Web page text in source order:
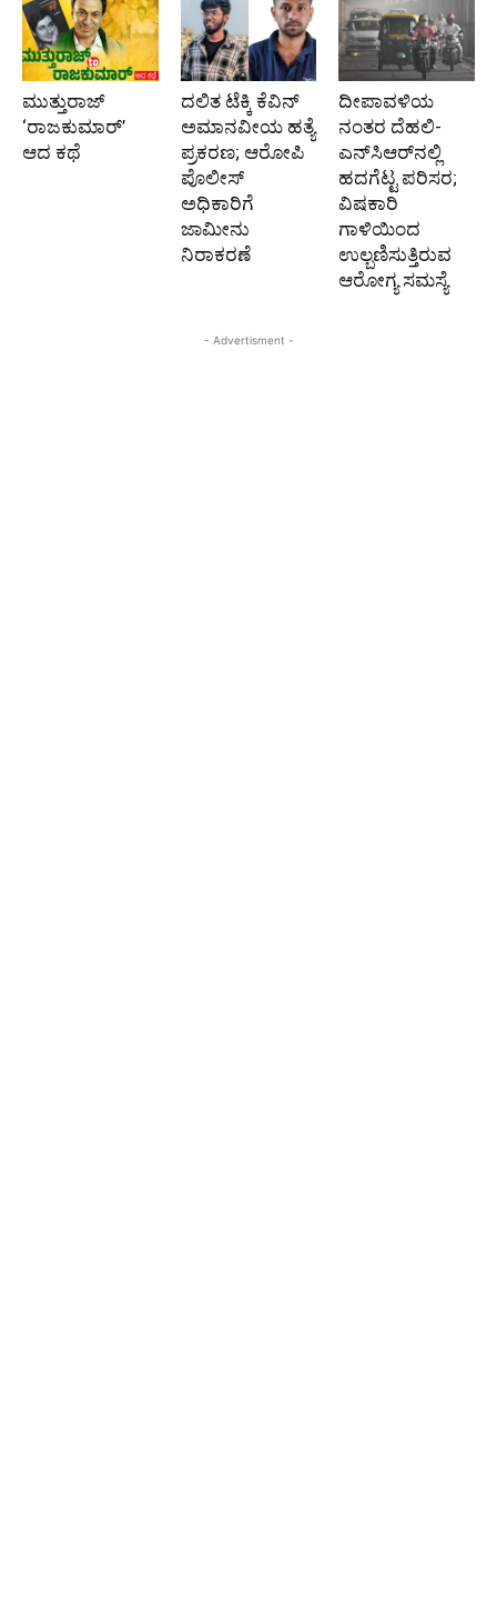
ಮುತ್ತುರಾಜ್
‘ರಾಜಕುಮಾರ್‍’
ಆದ ಕಥೆ
ದಲಿತ ಟೆಕ್ಕಿ ಕೆವಿನ್
ಅಮಾನವೀಯ ಹತ್ಯೆ
ಪ್ರಕರಣ; ಆರೋಪಿ
ಪೊಲೀಸ್‌
ಅಧಿಕಾರಿಗೆ
ಜಾಮೀನು
ನಿರಾಕರಣೆ
ದೀಪಾವಳಿಯ
ನಂತರ ದೆಹಲಿ-
ಎನ್‌ಸಿಆರ್‌ನಲ್ಲಿ
ಹದಗೆಟ್ಟ ಪರಿಸರ;
ವಿಷಕಾರಿ
ಗಾಳಿಯಿಂದ
ಉಲ್ಬಣಿಸುತ್ತಿರುವ
ಆರೋಗ್ಯ ಸಮಸ್ಯೆ
- Advertisment -